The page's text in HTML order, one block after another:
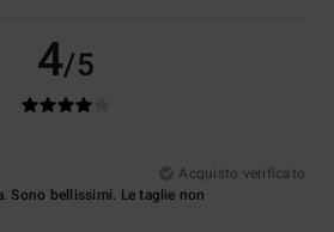
4/5
Acquisto verificato
Sono bellissimi. Le taglie non